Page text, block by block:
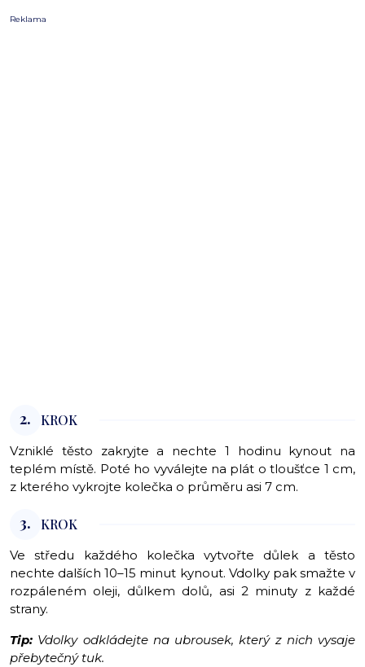
Reklama
2. KROK
Vzniklé těsto zakryjte a nechte 1 hodinu kynout na
teplém místě. Poté ho vyválejte na plát o tloušťce 1 cm,
z kterého vykrojte kolečka o průměru asi 7 cm.
3. KROK
Ve středu každého kolečka vytvořte důlek a těsto
nechte dalších 10–15 minut kynout. Vdolky pak smažte v
rozpáleném oleji, důlkem dolů, asi 2 minuty z každé
strany.
Tip: Vdolky odkládejte na ubrousek, který z nich vysaje
přebytečný tuk.